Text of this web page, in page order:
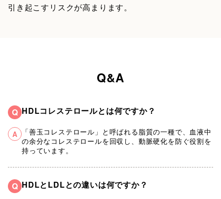
引き起こすリスクが高まります。
Q&A
Q HDLコレステロールとは何ですか？
A
「善玉コレステロール」と呼ばれる脂質の一種で、血液中
の余分なコレステロールを回収し、動脈硬化を防ぐ役割を
持っています。
Q HDLとLDLとの違いは何ですか？